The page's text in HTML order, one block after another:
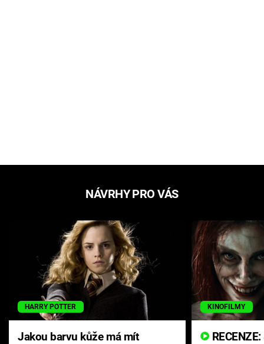
NÁVRHY PRO VÁS
HARRY POTTER
Jakou barvu kůže má mít
KINOFILMY